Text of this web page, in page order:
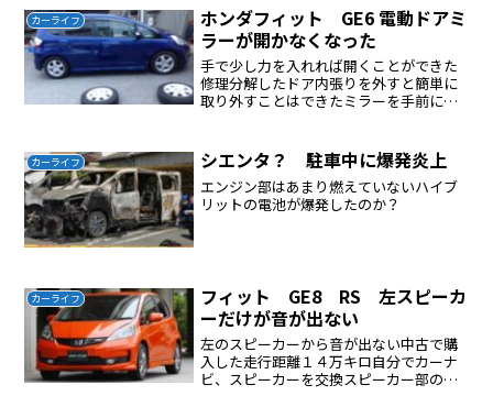
ョイスした。１４インチをチョイスした
理由は扁平率を...
カーライフ
ホンダフィット GE6 電動ドアミ
ラーが開かなくなった
手で少し力を入れれば開くことができた
修理分解したドア内張りを外すと簡単に
取り外すことはできたミラーを手前に引
ラスチックのギアが割れていると考えら
れるが一体式で分解は諦め...
カーライフ シエンタ？ 駐車中に爆発炎上
エンジン部はあまり燃えていないハイブ
リットの電池が爆発したのか？
カーライフ
フィット GE8 RS 左スピーカ
ーだけが音が出ない
左のスピーカーから音が出ない中古で購
入した走行距離１４万キロ自分でカーナ
ビ、スピーカーを交換スピーカー部の点